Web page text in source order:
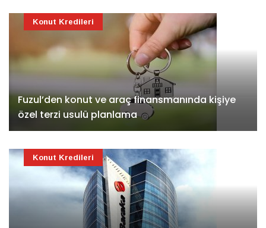
Fuzul’den konut ve araç finansmanında kişiye
özel terzi usulü planlama
Konut Kredileri
Konut Kredileri